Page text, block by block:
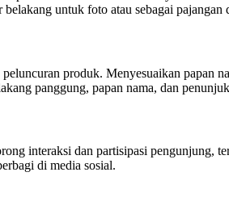
untuk foto atau sebagai
produk. Menyesuaikan papan
panggung, papan nama, dan
interaksi dan partisipasi
di media sosial.